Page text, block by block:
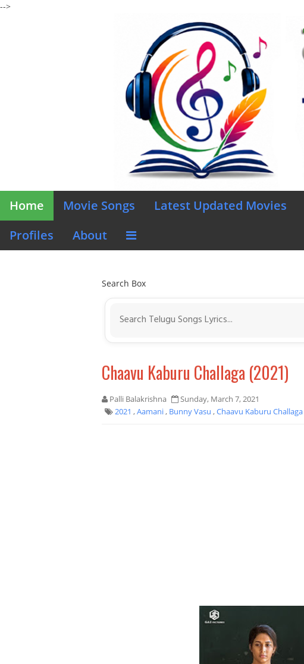
-->
Home Movie Songs Latest Updated Movies
Profiles
About
Search Box
Chaavu Kaburu Challaga (2021)
Palli Balakrishna
Sunday, March 7, 2021
2021 ,Aamani, Bunny Vasu ,Chaavu Kaburu Challaga